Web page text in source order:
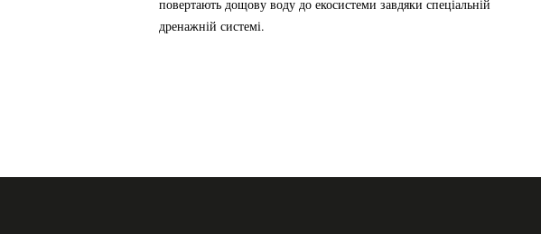
повертають дощову воду до екосистеми завдяки спеціальній
дренажній системі.